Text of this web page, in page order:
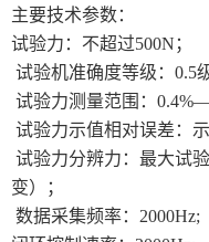
主要技术参数：
试验力：不超过500N；
试验机准确度等级：0.5
试验力测量范围：
试验力示值相对误差：示
试验力分辨力：最大试
变）；
数据采集频率：2000Hz;